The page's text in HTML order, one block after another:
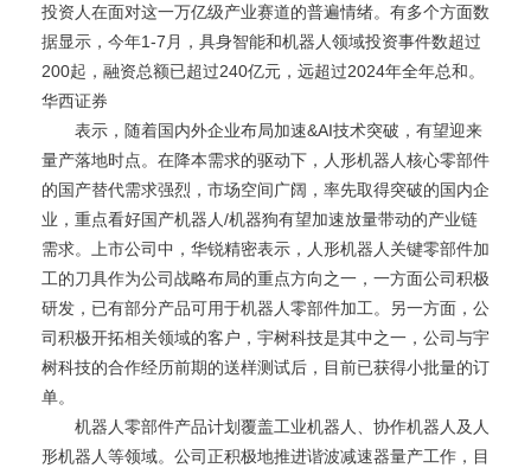
投资人在面对这一万亿级产业赛道的普遍情绪。有多个方面数
据显示，今年1-7月，具身智能和机器人领域投资事件数超过
200起，融资总额已超过240亿元，远超过2024年全年总和。
华西证券
表示，随着国内外企业布局加速&AI技术突破，有望迎来
量产落地时点。在降本需求的驱动下，人形机器人核心零部件
的国产替代需求强烈，市场空间广阔，率先取得突破的国内企
业，重点看好国产机器人/机器狗有望加速放量带动的产业链
需求。上市公司中，华锐精密表示，人形机器人关键零部件加
工的刀具作为公司战略布局的重点方向之一，一方面公司积极
研发，已有部分产品可用于机器人零部件加工。另一方面，公
司积极开拓相关领域的客户，宇树科技是其中之一，公司与宇
树科技的合作经历前期的送样测试后，目前已获得小批量的订
单。
机器人零部件产品计划覆盖工业机器人、协作机器人及人
形机器人等领域。公司正积极地推进谐波减速器量产工作，目